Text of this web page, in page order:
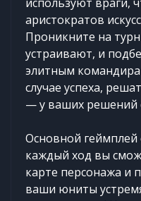
аристократов
Проникните на
устраивают, и
элитным
случае успеха,
— у ваших решений
Основной геймплей
каждый ход вы
карте персонажа и
ваши юниты